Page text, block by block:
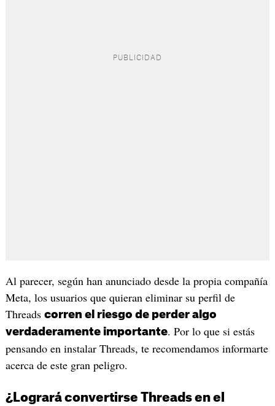
Al parecer, según han anunciado desde la propia compañía
Meta, los usuarios que quieran eliminar su perfil de
Threads corren el riesgo de perder algo
verdaderamente importante. Por lo que si estás
pensando en instalar Threads, te recomendamos informarte
acerca de este gran peligro.
¿Logrará convertirse Threads en el